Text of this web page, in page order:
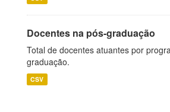
Docentes na pós-graduação
Total de docentes atuantes por
graduação.
CSV